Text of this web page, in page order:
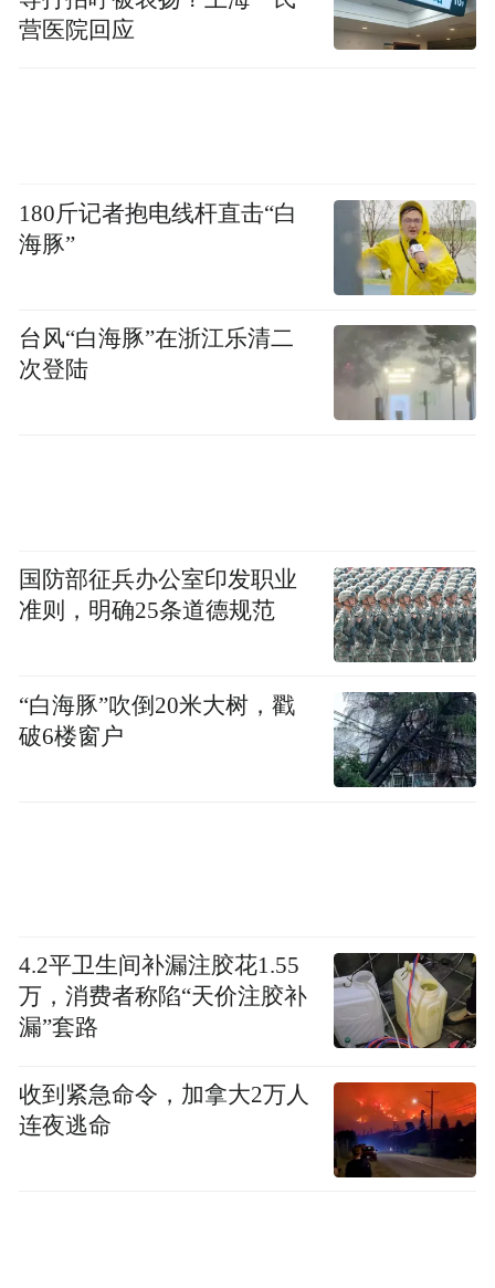
营医院回应
180斤记者抱电线杆直击“白
海豚”
台风“白海豚”在浙江乐清二
次登陆
国防部征兵办公室印发职业
准则，明确25条道德规范
“白海豚”吹倒20米大树，戳
破6楼窗户
4.2平卫生间补漏注胶花1.55
万，消费者称陷“天价注胶补
漏”套路
收到紧急命令，加拿大2万人
连夜逃命